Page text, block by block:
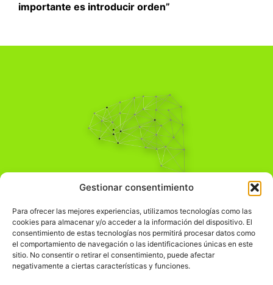
Gestionar consentimiento
Para ofrecer las mejores experiencias, utilizamos tecnologías como las
cookies para almacenar y/o acceder a la información del dispositivo. El
consentimiento de estas tecnologías nos permitirá procesar datos como
el comportamiento de navegación o las identificaciones únicas en este
sitio. No consentir o retirar el consentimiento, puede afectar
negativamente a ciertas características y funciones.
importante es introducir orden”
Pensamiento Crítico
Comprender el mundo para transformarlo.
Información Legal